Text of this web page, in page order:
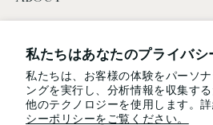
私たちはあなたのプライバ
私たちは、お客様の体験をパーソ
ングを実行し、分析情報を収集す
他のテクノロジーを使用します。
シーポリシーをご覧ください。
NEWSLETTER
電子メール